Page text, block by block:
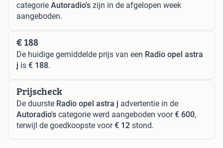
categorie Autoradio's zijn in de afgelopen week
aangeboden.
€ 188
De huidige gemiddelde prijs van een Radio opel astra
j is € 188.
Prijscheck
De duurste Radio opel astra j advertentie in de
Autoradio's categorie werd aangeboden voor€ 600,
terwijl de goedkoopste voor€ 12 stond.